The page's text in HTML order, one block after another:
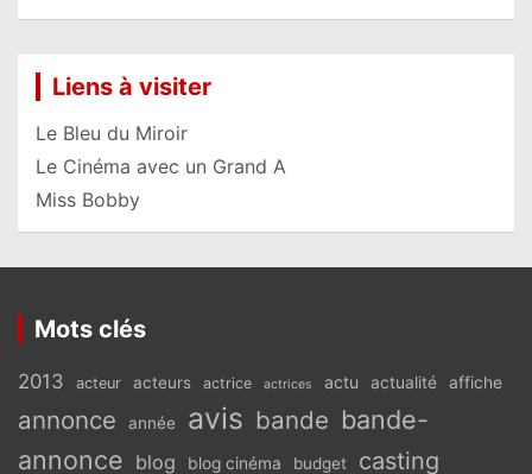
Liens à visiter
Le Bleu du Miroir
Le Cinéma avec un Grand A
Miss Bobby
Mots clés
2013 acteur acteurs actrice actrices actu actualité affiche
annonce année avis bande bande-
annonce blog blog cinéma budget casting